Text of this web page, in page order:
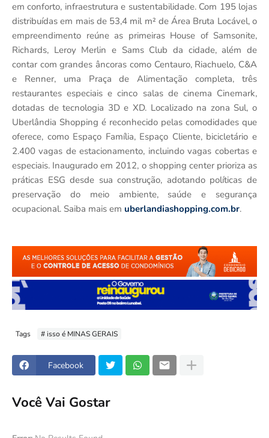
em conforto, infraestrutura e sustentabilidade. Com 195 lojas
distribuídas em mais de 53,4 mil m² de Área Bruta Locável, o
empreendimento reúne as primeiras House of Samsonite,
Richards, Leroy Merlin e Sams Club da cidade, além de
contar com grandes âncoras como Centauro, Riachuelo, C&A
e Renner, uma Praça de Alimentação completa, três
restaurantes especiais e cinco salas de cinema Cinemark,
dotadas de tecnologia 3D e XD. Localizado na zona Sul, o
Uberlândia Shopping é reconhecido pelas comodidades que
oferece, como Espaço Família, Espaço Cliente, bicicletário e
2.400 vagas de estacionamento, incluindo vagas cobertas e
especiais. Inaugurado em 2012, o shopping center prioriza as
práticas ESG desde sua construção, adotando políticas de
preservação do meio ambiente, saúde e segurança
ocupacional. Saiba mais em uberlandiashopping.com.br.
Tags # isso é MINAS GERAIS
Facebook
Você Vai Gostar